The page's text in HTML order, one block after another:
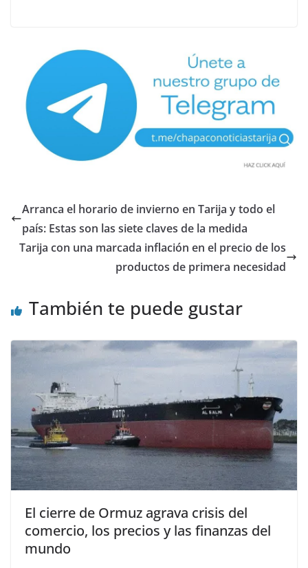
Arranca el horario de invierno en Tarija y todo el
país: Estas son las siete claves de la medida
Tarija con una marcada inflación en el precio de los
productos de primera necesidad
También te puede gustar
El cierre de Ormuz agrava crisis del
comercio, los precios y las finanzas del
mundo